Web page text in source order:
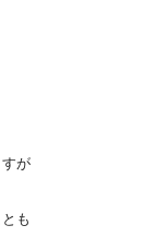
が
も